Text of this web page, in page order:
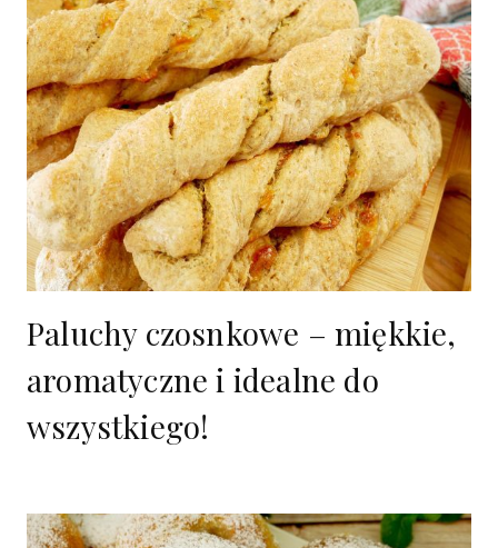
Paluchy czosnkowe – miękkie,
aromatyczne i idealne do
wszystkiego!